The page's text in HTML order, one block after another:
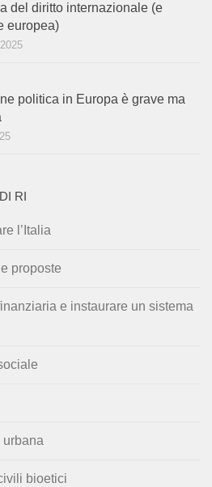
del diritto internazionale (e
europea)
politica in Europa è grave ma
RI
l’Italia
proposte
e instaurare un sistema
urbana
bioetici